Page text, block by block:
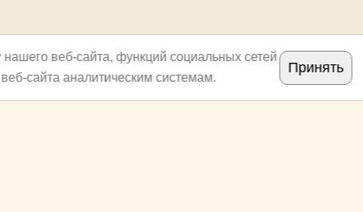
веб-сайта, функций социальных сетей
сайта аналитическим системам.
Принять